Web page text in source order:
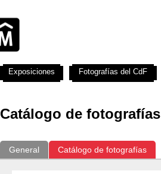
Catálogo de fotografías
General Catálogo de fotografías
Exposiciones Fotografías del CdF